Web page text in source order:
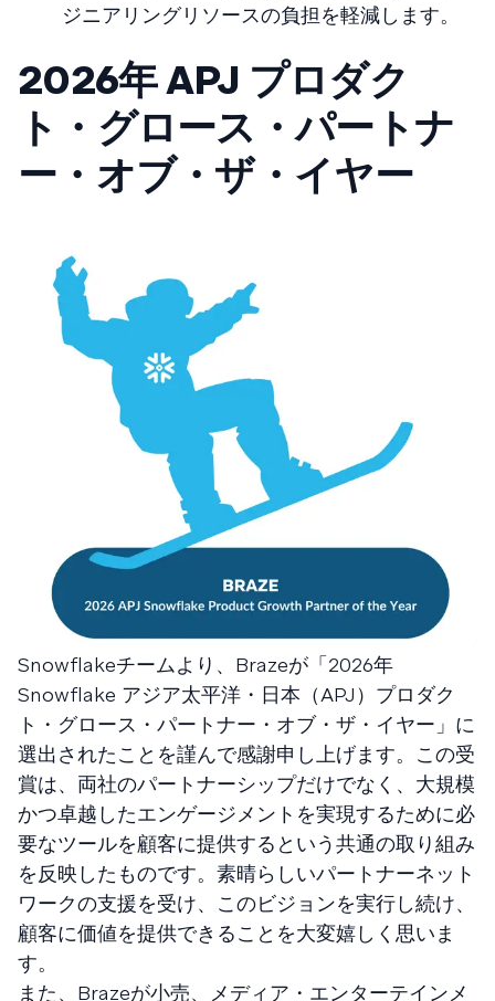
ジニアリングリソースの負担を軽減します。
2026年 APJ プロダク
ト・グロース・パートナ
ー・オブ・ザ・イヤー
Snowflakeチームより、Brazeが「2026年
Snowflake アジア太平洋・日本（APJ）プロダク
ト・グロース・パートナー・オブ・ザ・イヤー」に
選出されたことを謹んで感謝申し上げます。この受
賞は、両社のパートナーシップだけでなく、大規模
かつ卓越したエンゲージメントを実現するために必
要なツールを顧客に提供するという共通の取り組み
を反映したものです。素晴らしいパートナーネット
ワークの支援を受け、このビジョンを実行し続け、
顧客に価値を提供できることを大変嬉しく思いま
す。
また、Brazeが小売、メディア・エンターテインメ